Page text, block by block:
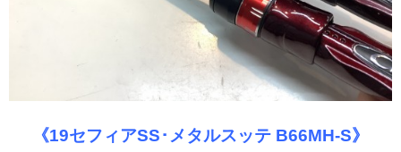
《19セフィアSS･メタルスッテ B66MH-S》